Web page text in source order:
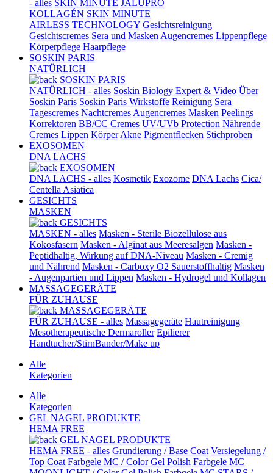
- alles SKIN MINUTE JALUPRO
KOLLAGÉN SKIN MINUTE
AIRLESS TECHNOLOGY Gesichtsreinigung
Gesichtscremes Sera und Masken Augencremes Lippenpflege
Körperpflege Haarpflege
SOSKIN PARIS
NATÜRLICH
SOSKIN PARIS
NATÜRLICH - alles Soskin Biology Expert & Video Über
Soskin Paris Soskin Paris Wirkstoffe Reinigung Sera
Tagescremes Nachtcremes Augencremes Masken Peelings
Korrektoren BB/CC Cremes UV/UVb Protection Nährende
Cremes Lippen Körper Akne Pigmentflecken Stichproben
EXOSOMEN
DNA LACHS
EXOSOMEN
DNA LACHS - alles Kosmetik Exozome DNA Lachs Cica/
Centella Asiatica
GESICHTS
MASKEN
GESICHTS
MASKEN - alles Masken - Sterile Biozellulose aus
Kokosfasern Masken - Alginat aus Meeresalgen Masken -
Peptidhaltig, Wirkung auf DNA-Niveau Masken - Cremig
und Nährend Masken - Carboxy O2 Sauerstoffhaltig Masken
- Augenpartien und Lippen Masken - Hydrogel und Kollagen
MASSAGEGERÄTE
FÜR ZUHAUSE
MASSAGEGERÄTE
FÜR ZUHAUSE - alles Massagegeräte Hautreinigung
Mesotherapeutische Dermaroller Epilierer
Handtucher/StirnBander/Make up
Alle
Kategorien
Alle
Kategorien
GEL NAGEL PRODUKTE
HEMA FREE
GEL NAGEL PRODUKTE
HEMA FREE - alles Grundierung / Base Coat Versiegelung /
Top Coat Farbgele MC / Color Gel Polish Farbgele MC